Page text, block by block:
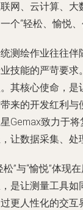
网、云计算、大
个“轻松、愉悦
测绘作业往往伴
技能的严苛要求
其核心使命，是
来的开发红利与
Gemax致力于
让数据采集、处
松”与“愉悦”体现
是让测量工具如
更人性化的交互